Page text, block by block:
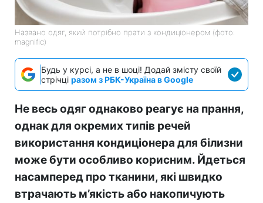
Названо одяг, який потрібно прати з кондиціонером (фото:
magnific)
Будь у курсі, а не в шоці! Додай змісту своїй
стрічці разом з РБК-Україна в Google
Не весь одяг однаково реагує на прання,
однак для окремих типів речей
використання кондиціонера для білизни
може бути особливо корисним. Йдеться
насамперед про тканини, які швидко
втрачають м’якість або накопичують